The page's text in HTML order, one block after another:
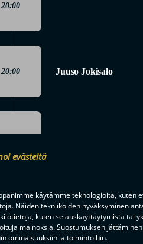
evästeitä
käytämme teknologioita, kuten
Näiden tekniikoiden hyväksyminen
kuten selauskäyttäytymistä tai
mainoksia. Suostumuksen
ominaisuuksiin ja toimintoihin.
20:00
20:00 Juuso Jokisalo
20:56
20:56
0-6
Jesse-Samuli